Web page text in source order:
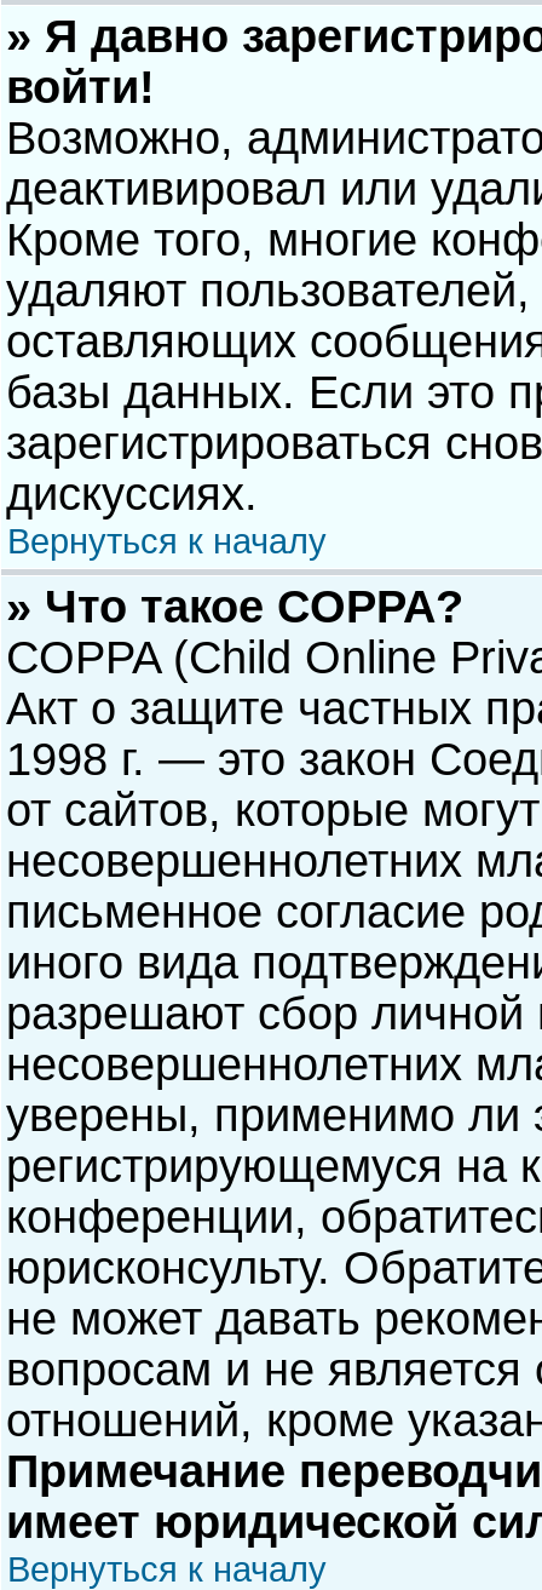
» Я давно
войти!
Возможно,
деактивировал или
Кроме того, многие
удаляют
оставляющих
базы данных. Если это
зарегистрироваться
дискуссиях.
Вернуться к началу
» Что такое COPPA?
COPPA (Child Online
Акт о защите частных
1998 г. — это закон
от сайтов, которые
несовершеннолетних
письменное согласие
иного вида
разрешают сбор
несовершеннолетних
уверены, применимо ли
регистрирующемуся на
конференции,
юрисконсульту.
не может давать
вопросам и не
отношений, кроме
Примечание
имеет юридической
Вернуться к началу